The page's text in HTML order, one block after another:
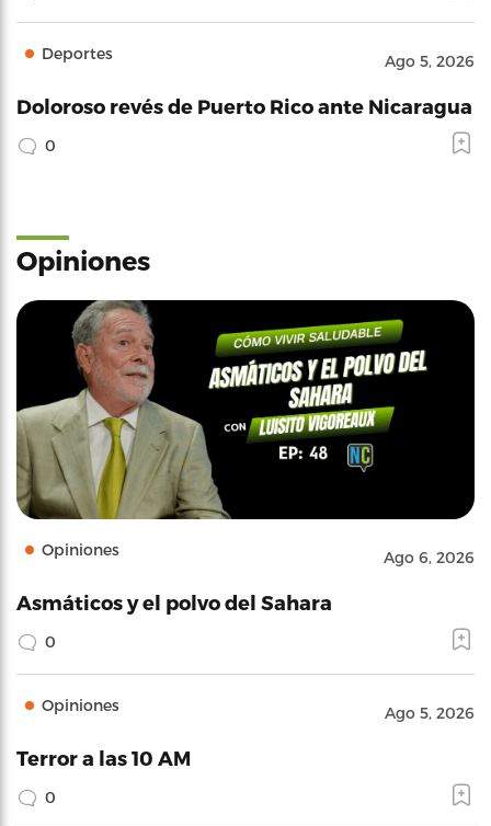
Deportes Ago 5, 2026
Doloroso revés de Puerto Rico ante Nicaragua
0
Opiniones
Opiniones Ago 6, 2026
Asmáticos y el polvo del Sahara
0
Opiniones Ago 5, 2026
Terror a las 10 AM
0